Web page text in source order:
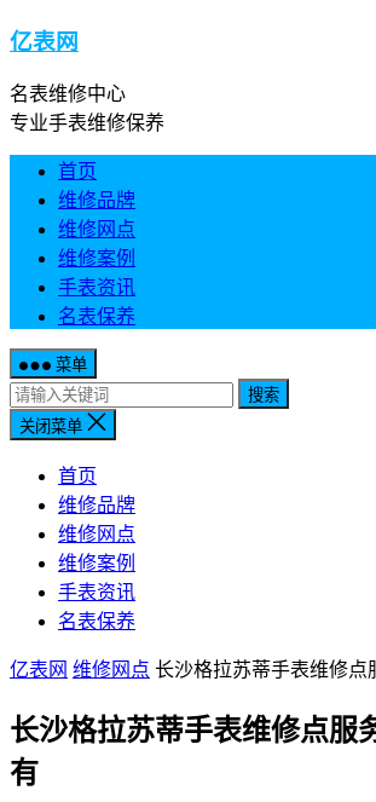
亿表网
名表维修中心
专业手表维修保养
首页
维修品牌
维修网点
维修案例
手表资讯
名表保养
菜单
搜索
关闭菜单
首页
维修品牌
维修网点
维修案例
手表资讯
名表保养
亿表网 维修网点 长沙格拉苏蒂手表维修点
长沙格拉苏蒂手表维修点服
有